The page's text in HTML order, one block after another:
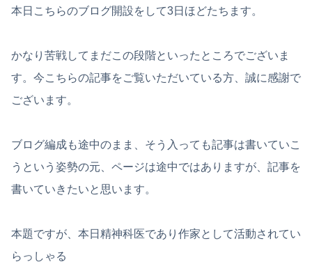
本日こちらのブログ開設をして3日ほどたちます。
かなり苦戦してまだこの段階といったところでございま
す。今こちらの記事をご覧いただいている方、誠に感謝で
ございます。
ブログ編成も途中のまま、そう入っても記事は書いていこ
うという姿勢の元、ページは途中ではありますが、記事を
書いていきたいと思います。
本題ですが、本日精神科医であり作家として活動されてい
らっしゃる